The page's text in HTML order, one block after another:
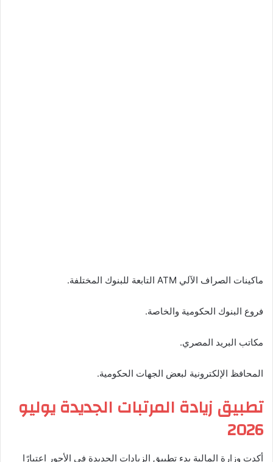
ماكينات الصراف الآلي ATM التابعة للبنوك المختلفة.
فروع البنوك الحكومية والخاصة.
مكاتب البريد المصري.
المحافظ الإلكترونية لبعض الجهات الحكومية.
تطبيق زيادة المرتبات الجديدة يوليو
2026
أكدت وزارة المالية بدء تطبيق الزيادات الجديدة في الأجور اعتبارًا